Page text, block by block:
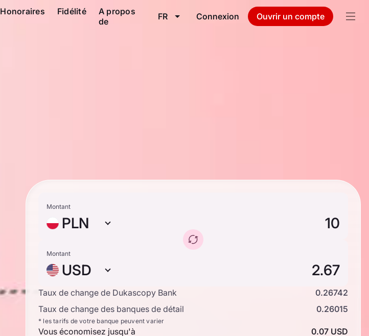
Honoraires Fidélité
A propos
de
FR Connexion Ouvrir un compte
Montant
PLN
Montant
USD
Taux de change de Dukascopy Bank
0.26742
Taux de change des banques de détail
0.26015
* les tarifs de votre banque peuvent varier
Vous économisez jusqu'à 0.07 USD